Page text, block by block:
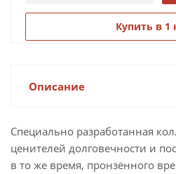
Купить в 1
Описание
Специально разработанная
ценителей долговечности и
в то же время, пронзённого